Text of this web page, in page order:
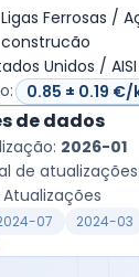
Ligas Ferrosas /
construcão
Unidos / AISI
de dados
2026-01
de atualizações:
07 2024-03